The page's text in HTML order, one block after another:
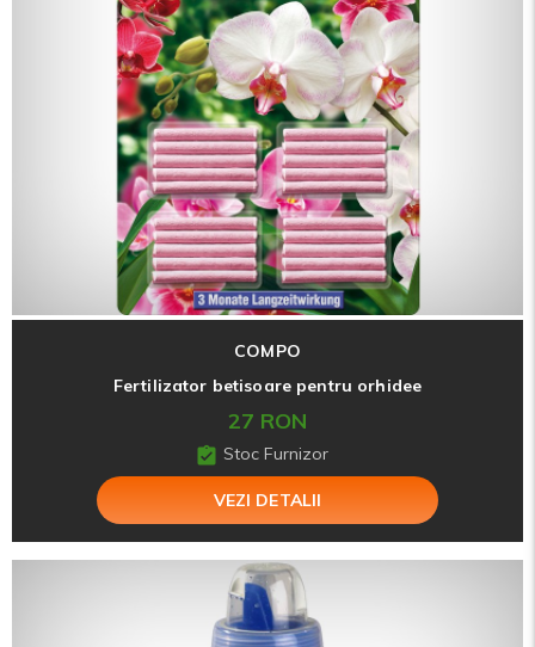
COMPO
Fertilizator betisoare pentru orhidee
27 RON
Stoc Furnizor
VEZI DETALII